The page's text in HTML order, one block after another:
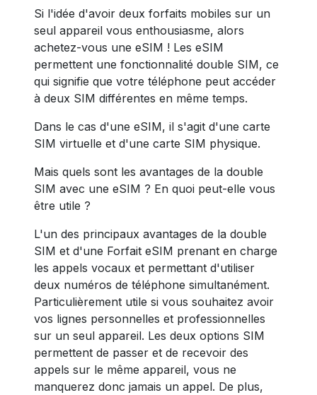
Si l'idée d'avoir deux forfaits mobiles sur un
seul appareil vous enthousiasme, alors
achetez-vous une eSIM ! Les eSIM
permettent une fonctionnalité double SIM, ce
qui signifie que votre téléphone peut accéder
à deux SIM différentes en même temps.
Dans le cas d'une eSIM, il s'agit d'une carte
SIM virtuelle et d'une carte SIM physique.
Mais quels sont les avantages de la double
SIM avec une eSIM ? En quoi peut-elle vous
être utile ?
L'un des principaux avantages de la double
SIM et d'une Forfait eSIM prenant en charge
les appels vocaux et permettant d'utiliser
deux numéros de téléphone simultanément.
Particulièrement utile si vous souhaitez avoir
vos lignes personnelles et professionnelles
sur un seul appareil. Les deux options SIM
permettent de passer et de recevoir des
appels sur le même appareil, vous ne
manquerez donc jamais un appel. De plus,